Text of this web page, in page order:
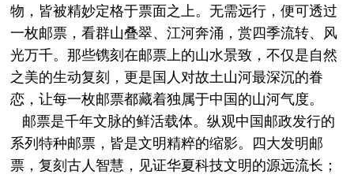
物，皆被精妙定格于票面之上。无需远行，便可透过
一枚邮票，看群山叠翠、江河奔涌，赏四季流转、风
光万千。那些镌刻在邮票上的山水景致，不仅是自然
之美的生动复刻，更是国人对故土山河最深沉的眷
恋，让每一枚邮票都藏着独属于中国的山河气度。
邮票是千年文脉的鲜活载体。纵观中国邮政发行的
系列特种邮票，皆是文明精粹的缩影。四大发明邮
票，复刻古人智慧，见证华夏科技文明的源远流长；